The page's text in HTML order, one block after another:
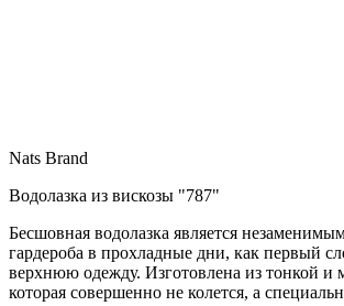
Nats Brand
Водолазка из вискозы "787"
Бесшовная водолазка является
гардероба в прохладные дни, как первый
верхнюю одежду. Изготовлена из тонкой и
которая совершенно не колется, а